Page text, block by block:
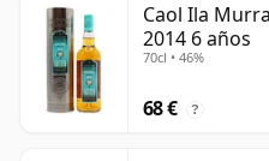
Caol Ila
2014 6 años
70cl • 46%
68 € ?